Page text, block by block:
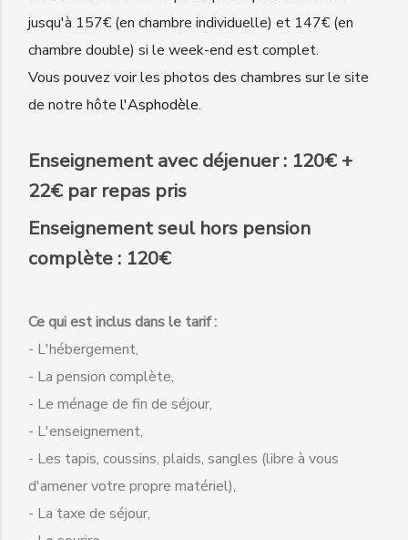
jusqu'à 157€ (en chambre individuelle) et 147€ (en
chambre double) si le week-end est complet.
Vous pouvez voir les photos des chambres sur le site
de notre hôte l'Asphodèle.
Enseignement avec déjenuer : 120€ +
22€ par repas pris
Enseignement seul hors pension
complète : 120€
Ce qui est inclus dans le tarif :
- L'hébergement,
- La pension complète,
- Le ménage de fin de séjour,
- L'enseignement,
- Les tapis, coussins, plaids, sangles (libre à vous
d'amener votre propre matériel),
- La taxe de séjour,